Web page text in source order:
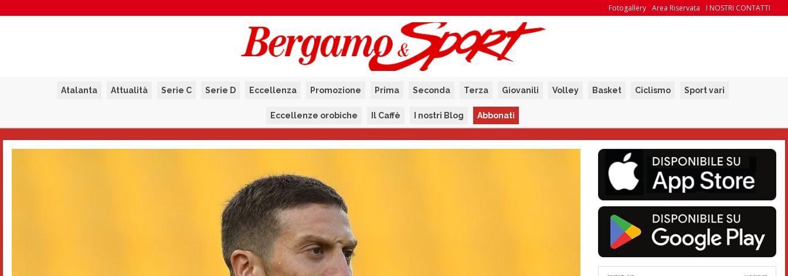
I NOSTRI CONTATTI
Area Riservata
Fotogallery
Atalanta Attualità Serie C Serie D Eccellenza Promozione Prima Seconda Terza Giovanili Volley Basket Ciclismo Sport vari
Eccellenze orobiche Il Caffè I nostri Blog Abbonati